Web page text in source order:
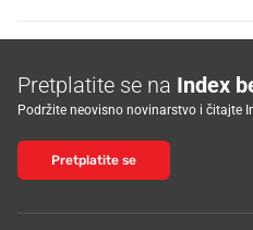
Pretplatite se na Index
Podržite neovisno novinarstvo i čitajte
Pretplatite se